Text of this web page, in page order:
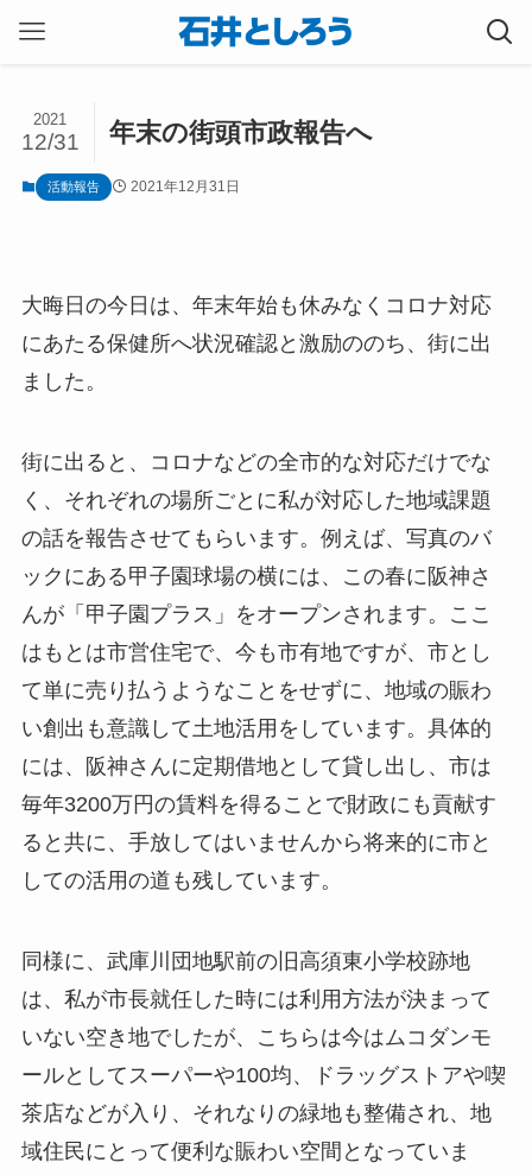
年末の街頭市政報告へ
2021
12/31
活動報告 2021年12月31日
大晦日の今日は、年末年始も休みなくコロナ対応
にあたる保健所へ状況確認と激励ののち、街に出
ました。
街に出ると、コロナなどの全市的な対応だけでな
く、それぞれの場所ごとに私が対応した地域課題
の話を報告させてもらいます。例えば、写真のバ
ックにある甲子園球場の横には、この春に阪神さ
んが「甲子園プラス」をオープンされます。ここ
はもとは市営住宅で、今も市有地ですが、市とし
て単に売り払うようなことをせずに、地域の賑わ
い創出も意識して土地活用をしています。具体的
には、阪神さんに定期借地として貸し出し、市は
毎年3200万円の賃料を得ることで財政にも貢献す
ると共に、手放してはいませんから将来的に市と
しての活用の道も残しています。
同様に、武庫川団地駅前の旧高須東小学校跡地
は、私が市長就任した時には利用方法が決まって
いない空き地でしたが、こちらは今はムコダンモ
ールとしてスーパーや100均、ドラッグストアや喫
茶店などが入り、それなりの緑地も整備され、地
域住民にとって便利な賑わい空間となっていま